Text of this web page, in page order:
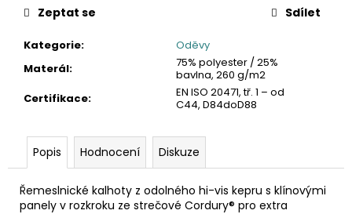
Kategorie:
Oděvy
Materál:
75% polyester / 25%
bavlna, 260 g/m2
Certifikace:
EN ISO 20471, tř. 1 – od
C44, D84doD88
Zeptat se Sdílet
Popis Hodnocení Diskuze
Řemeslnické kalhoty z odolného hi-vis kepru s klínovými
panely v rozkroku ze strečové Cordury® pro extra
Kč